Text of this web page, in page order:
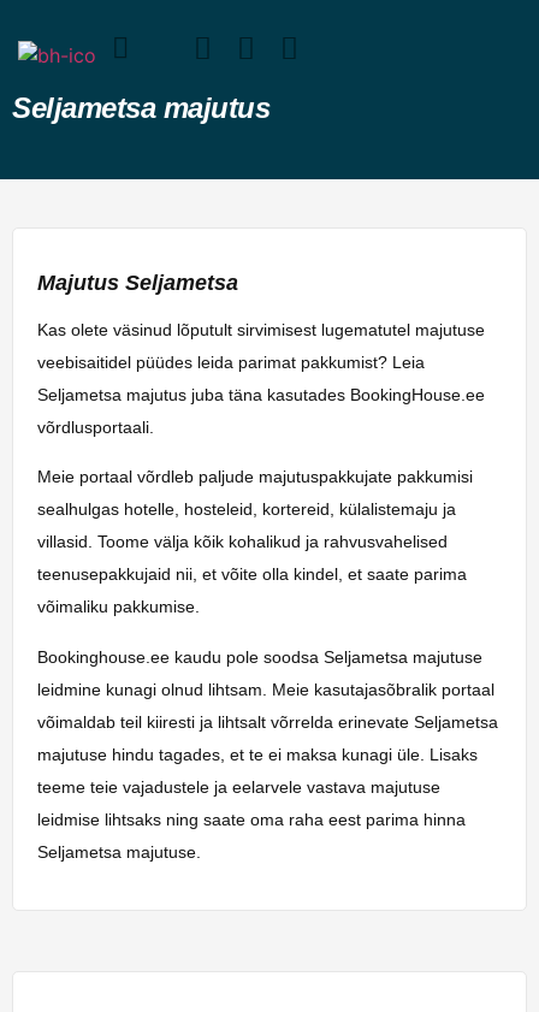
Seljametsa majutus
Majutus Seljametsa
Kas olete väsinud lõputult sirvimisest lugematutel majutuse
veebisaitidel püüdes leida parimat pakkumist? Leia
Seljametsa majutus juba täna kasutades BookingHouse.ee
võrdlusportaali.
Meie portaal võrdleb paljude majutuspakkujate pakkumisi
sealhulgas hotelle, hosteleid, kortereid, külalistemaju ja
villasid. Toome välja kõik kohalikud ja rahvusvahelised
teenusepakkujaid nii, et võite olla kindel, et saate parima
võimaliku pakkumise.
Bookinghouse.ee kaudu pole soodsa Seljametsa majutuse
leidmine kunagi olnud lihtsam. Meie kasutajasõbralik portaal
võimaldab teil kiiresti ja lihtsalt võrrelda erinevate Seljametsa
majutuse hindu tagades, et te ei maksa kunagi üle. Lisaks
teeme teie vajadustele ja eelarvele vastava majutuse
leidmise lihtsaks ning saate oma raha eest parima hinna
Seljametsa majutuse.